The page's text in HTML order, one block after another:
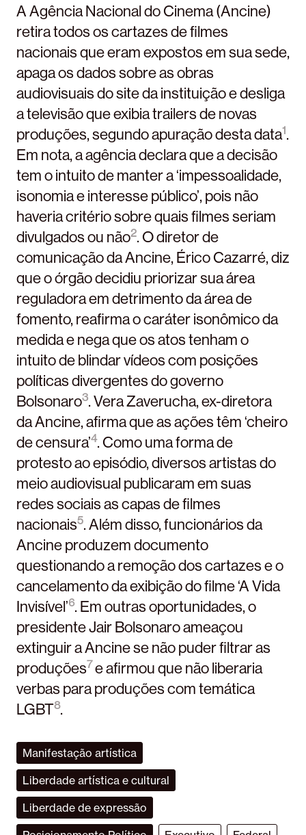
A Agência Nacional do Cinema (Ancine)
retira todos os cartazes de filmes
nacionais que eram expostos em sua sede,
apaga os dados sobre as obras
audiovisuais do site da instituição e desliga
a televisão que exibia trailers de novas
produções, segundo apuração desta data1.
Em nota, a agência declara que a decisão
tem o intuito de manter a ‘impessoalidade,
isonomia e interesse público’, pois não
haveria critério sobre quais filmes seriam
divulgados ou não2. O diretor de
comunicação da Ancine, Érico Cazarré, diz
que o órgão decidiu priorizar sua área
reguladora em detrimento da área de
fomento, reafirma o caráter isonômico da
medida e nega que os atos tenham o
intuito de blindar vídeos com posições
políticas divergentes do governo
Bolsonaro3. Vera Zaverucha, ex-diretora
da Ancine, afirma que as ações têm ‘cheiro
de censura’4. Como uma forma de
protesto ao episódio, diversos artistas do
meio audiovisual publicaram em suas
redes sociais as capas de filmes
nacionais5. Além disso, funcionários da
Ancine produzem documento
questionando a remoção dos cartazes e o
cancelamento da exibição do filme ‘A Vida
Invisível’6. Em outras oportunidades, o
presidente Jair Bolsonaro ameaçou
extinguir a Ancine se não puder filtrar as
produções7e afirmou que não liberaria
verbas para produções com temática
LGBT8.
Manifestação artística
Liberdade artística e cultural
Liberdade de expressão